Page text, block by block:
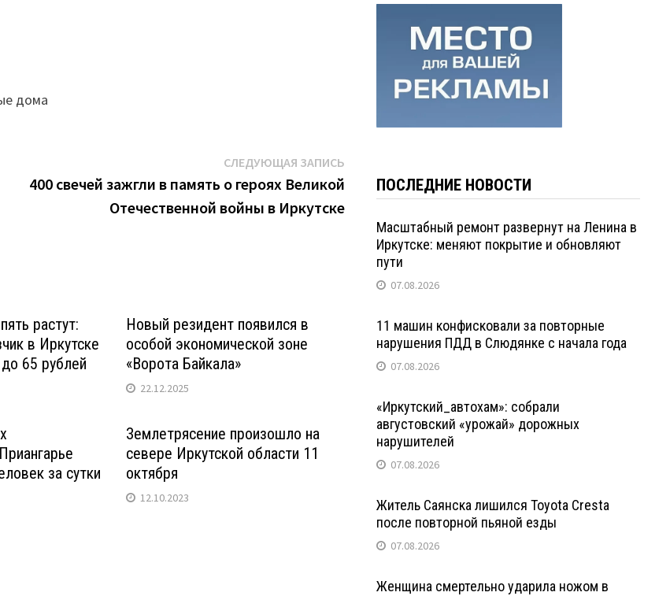
дома
СЛЕДУЮЩАЯ ЗАПИСЬСледующая
запись:
400 свечей зажгли в память о героях Великой
Отечественной войны в Иркутске
растут:
в Иркутске
65 рублей
Новый резидент появился в
особой экономической зоне
«Ворота Байкала»
22.12.2025
за сутки
Землетрясение произошло на
севере Иркутской области 11
октября
12.10.2023
ПОСЛЕДНИЕ НОВОСТИ
Масштабный ремонт развернут на Ленина в
Иркутске: меняют покрытие и обновляют
пути
07.08.2026
11 машин конфисковали за повторные
нарушения ПДД в Слюдянке с начала года
07.08.2026
«Иркутский_автохам»: собрали
августовский «урожай» дорожных
нарушителей
07.08.2026
Житель Саянска лишился Toyota Cresta
после повторной пьяной езды
07.08.2026
Женщина смертельно ударила ножом в